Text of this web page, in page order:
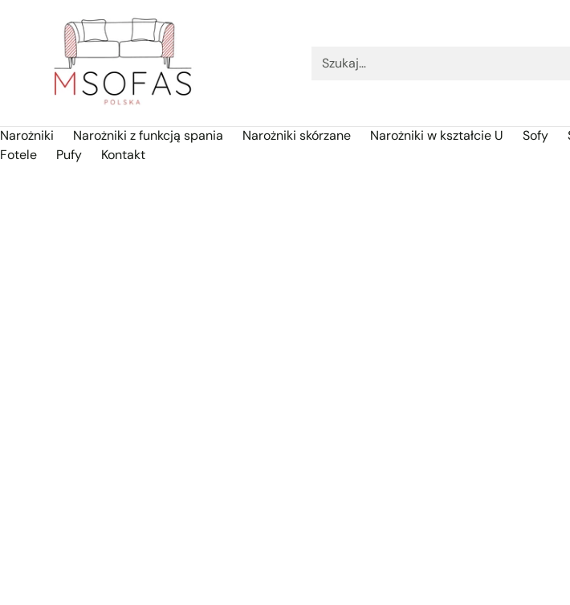
Szukaj…
Narożniki Narożniki z funkcją spania Narożniki skórzane Narożniki w kształcie U Sofy
Fotele
Pufy Kontakt